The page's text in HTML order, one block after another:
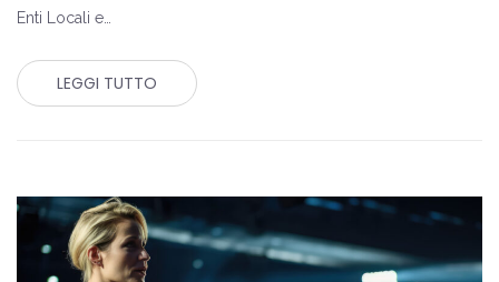
Enti Locali e…
LEGGI TUTTO